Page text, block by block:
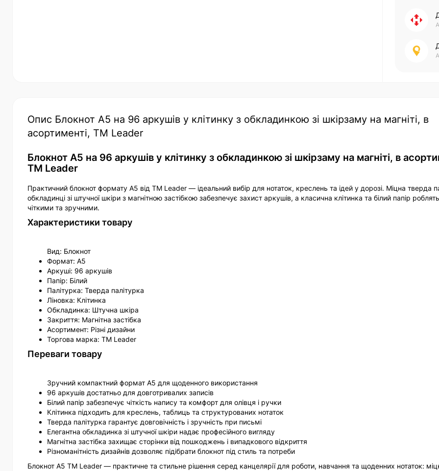
Опис Блокнот А5 на 96 аркушів у клітинку з обкладинкою зі шкірзаму на магніті, в
асортименті, TM Leader
Блокнот А5 на 96 аркушів у клітинку з обкладинкою зі шкірзаму на магніті, в
TM Leader
Практичний блокнот формату А5 від TM Leader — ідеальний вибір для нотаток, креслень та ідей у дорозі. Міцна тверда
обкладинці зі штучної шкіри з магнітною застібкою забезпечує захист аркушів, а класична клітинка та білий папір
чіткими та зручними.
Характеристики товару
Вид: Блокнот
Формат: А5
Аркуші: 96 аркушів
Папір: Білий
Палітурка: Тверда палітурка
Ліновка: Клітинка
Обкладинка: Штучна шкіра
Закриття: Магнітна застібка
Асортимент: Різні дизайни
Торгова марка: TM Leader
Переваги товару
Зручний компактний формат А5 для щоденного використання
96 аркушів достатньо для довготривалих записів
Білий папір забезпечує чіткість напису та комфорт для олівця і ручки
Клітинка підходить для креслень, таблиць та структурованих нотаток
Тверда палітурка гарантує довговічність і зручність при письмі
Елегантна обкладинка зі штучної шкіри надає професійного вигляду
Магнітна застібка захищає сторінки від пошкоджень і випадкового відкриття
Різноманітність дизайнів дозволяє підібрати блокнот під стиль та потреби
Блокнот А5 TM Leader — практичне та стильне рішення серед канцелярії для роботи, навчання та щоденних нотаток: